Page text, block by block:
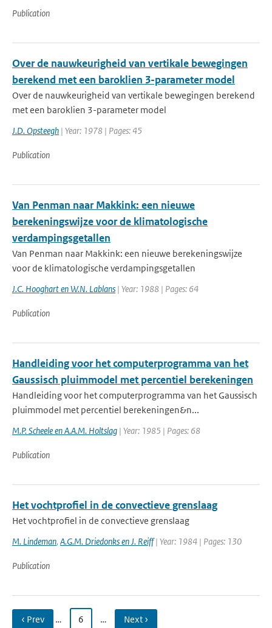
Publication
Over de nauwkeurigheid van vertikale bewegingen
berekend met een baroklien 3-parameter model
Over de nauwkeurigheid van vertikale bewegingen berekend
met een baroklien 3-parameter model
J.D. Opsteegh | Year: 1978 | Pages: 45
Publication
Van Penman naar Makkink: een nieuwe
berekeningswijze voor de klimatologische
verdampingsgetallen
Van Penman naar Makkink: een nieuwe berekeningswijze
voor de klimatologische verdampingsgetallen
J.C. Hooghart en W.N. Lablans | Year: 1988 | Pages: 64
Publication
Handleiding voor het computerprogramma van het
Gaussisch pluimmodel met percentiel berekeningen
Handleiding voor het computerprogramma van het Gaussisch
pluimmodel met percentiel berekeningen&n...
M.P. Scheele en A.A.M. Holtslag | Year: 1985 | Pages: 68
Publication
Het vochtprofiel in de convectieve grenslaag
Het vochtprofiel in de convectieve grenslaag
M. Lindeman, A.G.M. Driedonks en J. Reiff| Year: 1984 | Pages: 130
Publication
‹ Prev … 6 … Next ›